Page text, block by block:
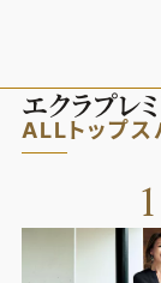
エクラプレ
ALLトップス
1